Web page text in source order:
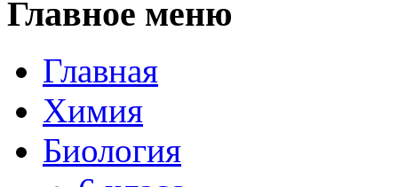
Главное меню
Главная
Химия
Биология